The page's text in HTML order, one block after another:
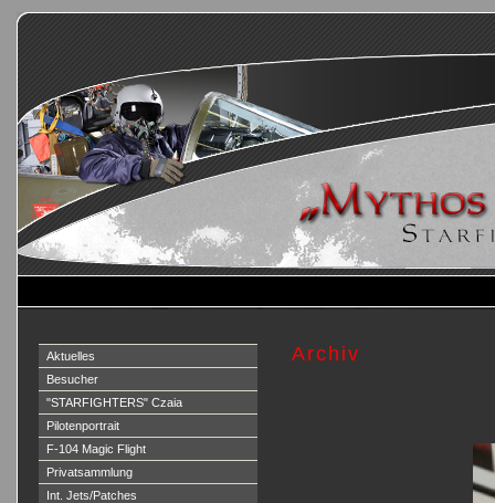
Aktuelles
Besucher
"STARFIGHTERS" Czaia
Pilotenportrait
F-104 Magic Flight
Privatsammlung
Int. Jets/Patches
Archiv